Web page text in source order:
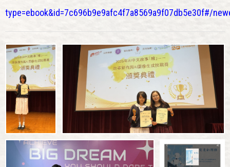
type=ebook&id=7c696b9e9afc4f7a8569a9f07db5e30f#/